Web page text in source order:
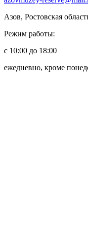
Азов, Ростовская
Режим работы:
с 10:00 до 18:00
ежедневно, кроме